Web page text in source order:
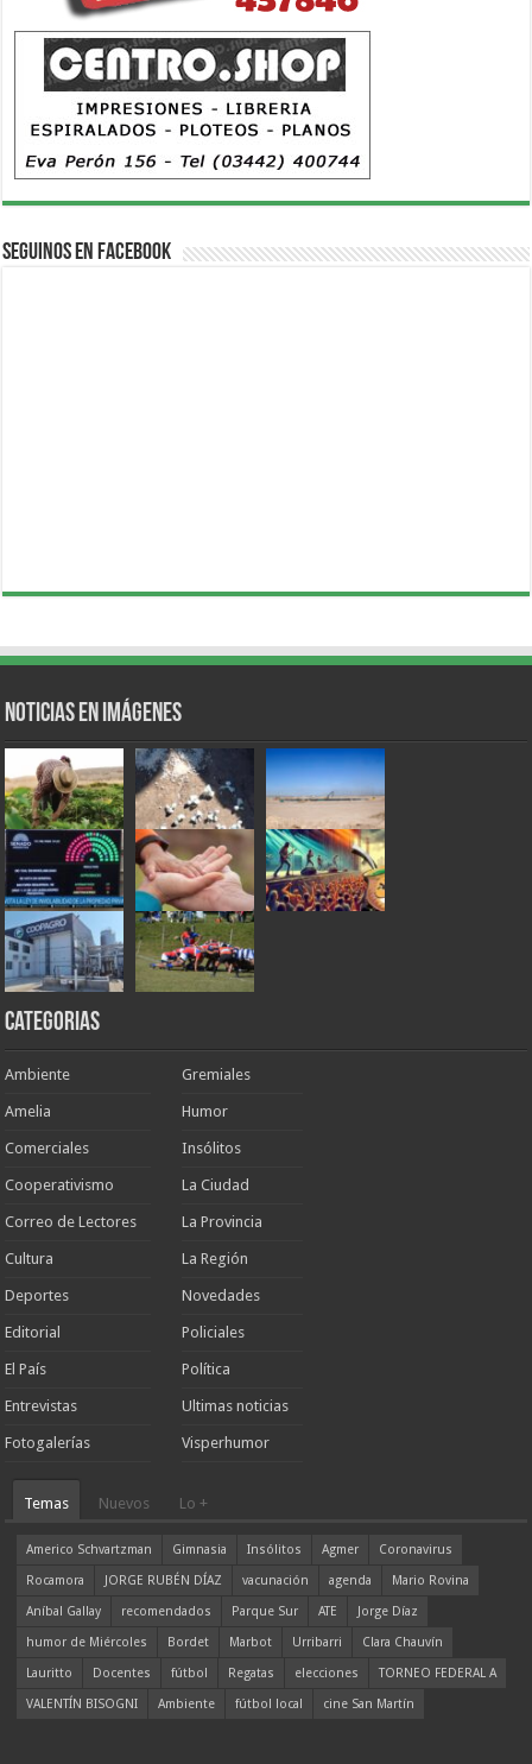
Seguinos en Facebook
Noticias en Imágenes
Categorias
Ambiente
Amelia
Comerciales
Cooperativismo
Correo de Lectores
Cultura
Deportes
Editorial
El País
Entrevistas
Fotogalerías
Gremiales
Humor
Insólitos
La Ciudad
La Provincia
La Región
Novedades
Policiales
Política
Ultimas noticias
Visperhumor
Temas Nuevos Lo +
Americo Schvartzman Gimnasia Insólitos Agmer
Coronavirus
Rocamora
JORGE RUBÉN DÍAZ vacunación agenda
Mario Rovina
Aníbal Gallay
recomendados Parque Sur ATE
Jorge Díaz
humor de Miércoles
Bordet Marbot Urribarri
Clara Chauvín
Lauritto
Docentes fútbol Regatas elecciones
TORNEO FEDERAL A
VALENTÍN BISOGNI
Ambiente fútbol local cine San Martín